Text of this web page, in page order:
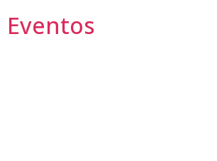
Eventos